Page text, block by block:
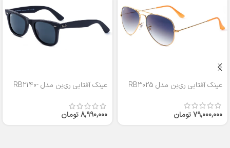
عینک آفتابی ری‌بن مدل RB3025
79,000,000تومان
عینک آفتابی ری‌بن مدل RB2140-
8,990,000تومان